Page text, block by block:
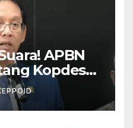
APBN
Kopdes
Rp 40